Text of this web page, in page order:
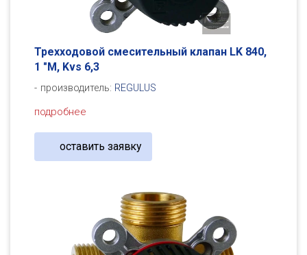
Трехходовой смесительный клапан LK 840,
1 "M, Kvs 6,3
производитель: REGULUS
подробнее
оставить заявку